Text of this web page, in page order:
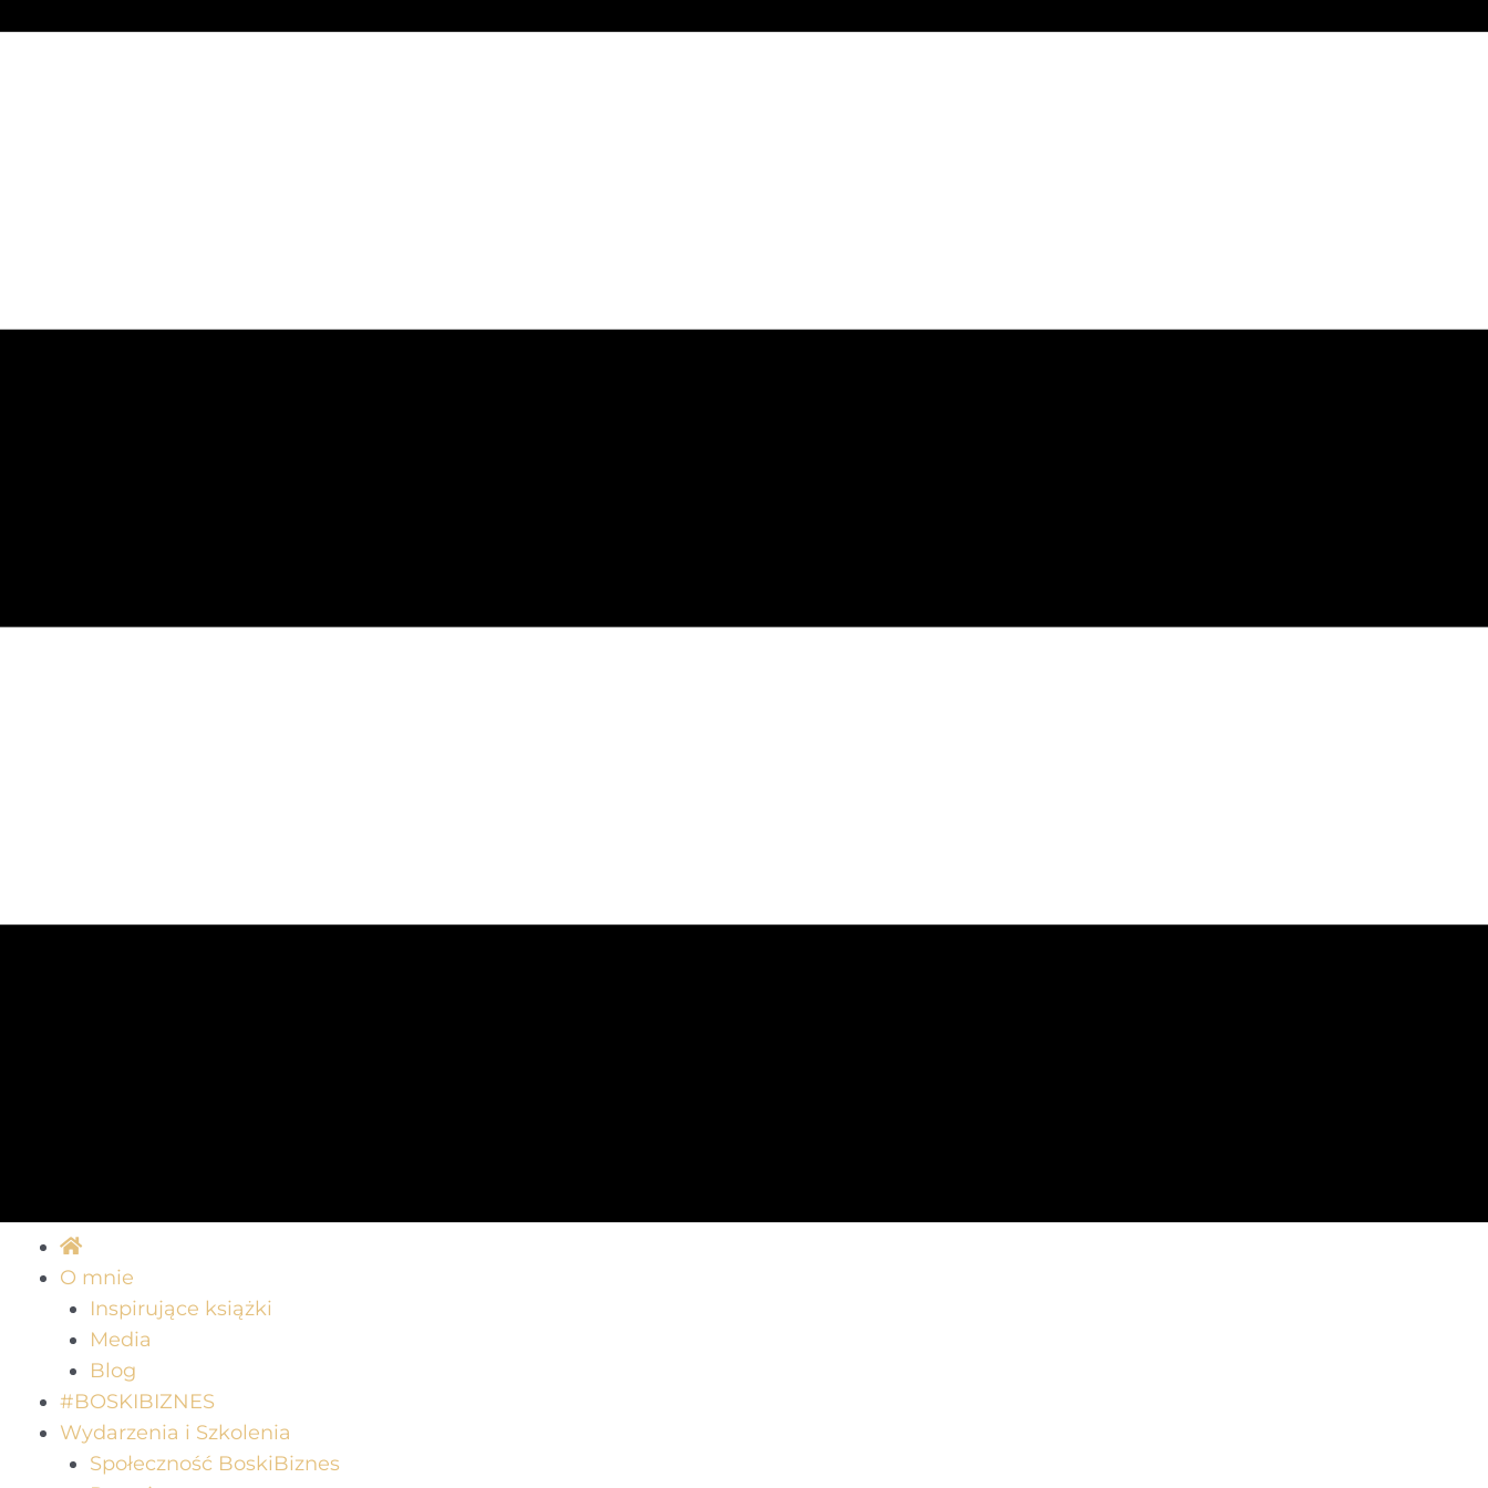
O mnie
Inspirujące książki
Media
Blog
#BOSKIBIZNES
Wydarzenia i Szkolenia
Społeczność BoskiBiznes